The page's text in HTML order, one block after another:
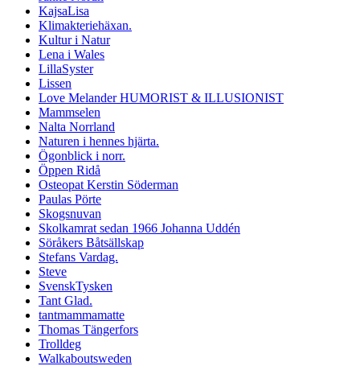
KajsaLisa
Klimakteriehäxan.
Kultur i Natur
Lena i Wales
LillaSyster
Lissen
Love Melander HUMORIST & ILLUSIONIST
Mammselen
Nalta Norrland
Naturen i hennes hjärta.
Ögonblick i norr.
Öppen Ridå
Osteopat Kerstin Söderman
Paulas Pörte
Skogsnuvan
Skolkamrat sedan 1966 Johanna Uddén
Söråkers Båtsällskap
Stefans Vardag.
Steve
SvenskTysken
Tant Glad.
tantmammamatte
Thomas Tängerfors
Trolldeg
Walkaboutsweden